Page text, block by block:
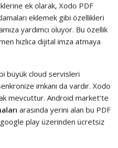
ek olarak, Xodo PDF
eklemek gibi özellikleri
yardımcı oluyor. Bu özellik
hızlıca dijital imza atmaya
büyük cloud servisleri
imkanı da vardır. Xodo
mevcuttur. Android market’te
arasında yerini alan bu PDF
google play üzerinden ücretsiz